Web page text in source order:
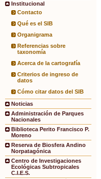
Institucional
Contacto
Qué es el SIB
Organigrama
Referencias sobre
taxonomía
Acerca de la cartografía
Criterios de ingreso de
datos
Cómo citar datos del SIB
Noticias
Administración de Parques
Nacionales
Biblioteca Perito Francisco P.
Moreno
Reserva de Biosfera Andino
Norpatagónica
Centro de Investigaciones
Ecológicas Subtropicales
C.I.E.S.